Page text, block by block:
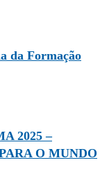
da Formação
2025 –
O MUNDO